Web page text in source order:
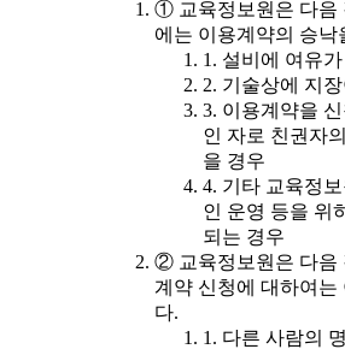
① 교육정보원은 다음
에는 이용계약의 승낙
1. 설비에 여유
2. 기술상에 지
3. 이용계약을
인 자로 친권자
을 경우
4. 기타 교육정
인 운영 등을 위
되는 경우
② 교육정보원은 다음
계약 신청에 대하여는
다.
1. 다른 사람의